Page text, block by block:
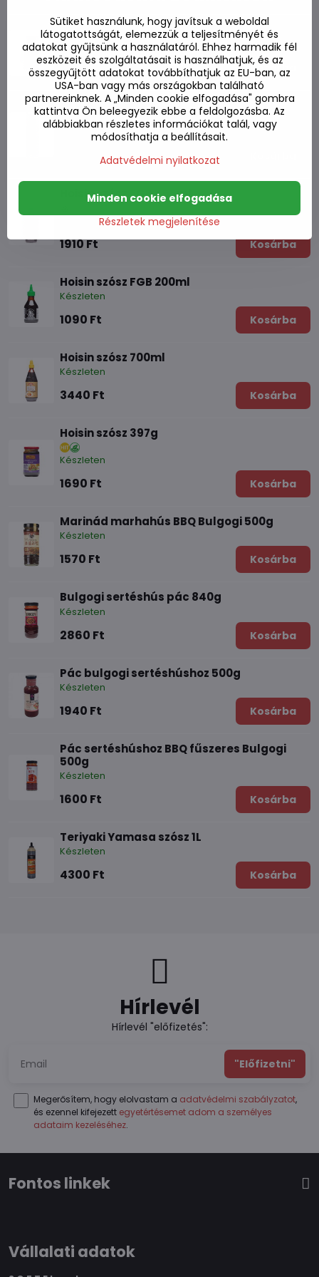
Teriyaki Yamasa szósz 300ml
Készleten
1550 Ft Kosárba
Szósz Original HP 255g
Készleten
2430 Ft
Hoisin szósz FGB 455ml
Készleten
1910 Ft Kosárba
Hoisin szósz FGB 200ml
Készleten
1090 Ft Kosárba
Hoisin szósz 700ml
Készleten
3440 Ft Kosárba
Hoisin szósz 397g
Készleten
1690 Ft Kosárba
Marinád marhahús BBQ Bulgogi 500g
Készleten
1570 Ft Kosárba
Bulgogi sertéshús pác 840g
Készleten
2860 Ft Kosárba
Pác bulgogi sertéshúshoz 500g
Készleten
1940 Ft Kosárba
Pác sertéshúshoz BBQ fűszeres Bulgogi
500g
Készleten
1600 Ft Kosárba
Teriyaki Yamasa szósz 1L
Készleten
4300 Ft Kosárba
Hírlevél
Hírlevél "előfizetés":
"Előfizetni"
Megerősítem, hogy elolvastam a adatvédelmi szabályzatot,
és ezennel kifejezett egyetértésemet adom a személyes
adataim kezeléséhez.
Fontos linkek
Vállalati adatok
Sütiket használunk, hogy javítsuk a weboldal
látogatottságát, elemezzük a teljesítményét és
adatokat gyűjtsünk a használatáról. Ehhez harmadik fél
eszközeit és szolgáltatásait is használhatjuk, és az
összegyűjtött adatokat továbbíthatjuk az EU-ban, az
USA-ban vagy más országokban található
partnereinknek. A „Minden cookie elfogadása" gombra
kattintva Ön beleegyezik ebbe a feldolgozásba. Az
alábbiakban részletes információkat talál, vagy
módosíthatja a beállításait.
Adatvédelmi nyilatkozat
Részletek megjelenítése
Minden cookie elfogadása